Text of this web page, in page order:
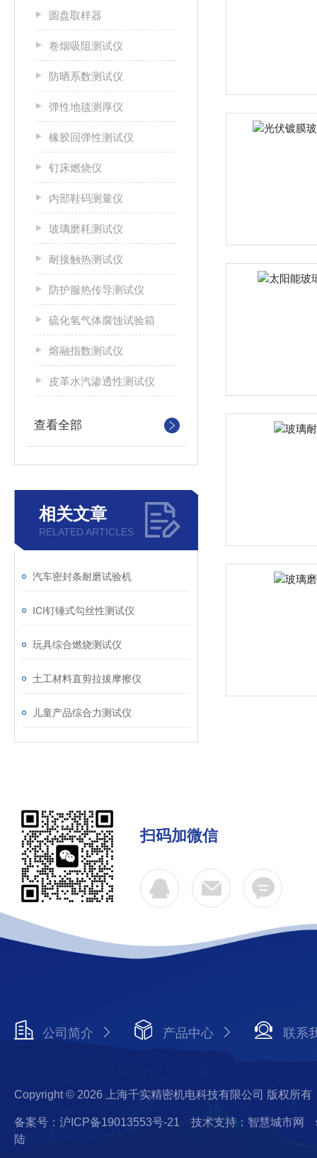
圆盘取样器
卷烟吸阻测试仪
防晒系数测试仪
弹性地毯测厚仪
橡胶回弹性测试仪
钉床燃烧仪
内部鞋码测量仪
玻璃磨耗测试仪
耐接触热测试仪
防护服热传导测试仪
硫化氢气体腐蚀试验箱
熔融指数测试仪
皮革水汽渗透性测试仪
查看全部
相关文章
RELATED ARTICLES
汽车密封条耐磨试验机
ICI钉锤式勾丝性测试仪
玩具综合燃烧测试仪
土工材料直剪拉拔摩擦仪
儿童产品综合力测试仪
扫码加微信
公司简介 产品中心 联系
Copyright © 2026 上海千实精密机电科技有限公司 版权所有
备案号：沪ICP备19013553号-21 技术支持：智慧城市网
陆